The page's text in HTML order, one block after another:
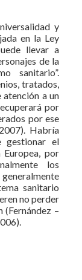
y
en la Ley
llevar a
de la
sanitario”.
tratados,
atención a un
por
por ese
Habría
gestionar el
por
los
sanitario
no perder
(Fernández –